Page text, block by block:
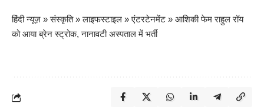
हिंदी न्यूज़ »संस्कृति»लाइफस्टाइल »एंटरटेनमेंट » आशिकी फेम राहुल रॉय
को आया ब्रेन स्ट्रोक, नानावटी अस्पताल में भर्ती